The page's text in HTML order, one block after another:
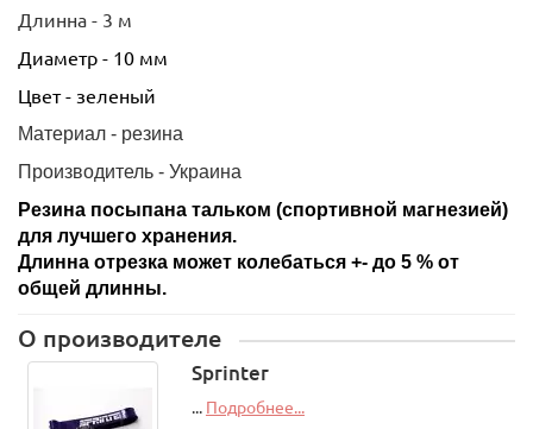
Длинна - 3 м
Диаметр - 10 мм
Цвет - зеленый
Материал - резина
Производитель - Украина
Резина посыпана тальком (спортивной магнезией)
для лучшего хранения.
Длинна отрезка может колебаться +- до 5 % от
общей длинны.
О производителе
Sprinter
... Подробнее...